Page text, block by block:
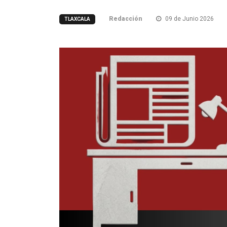
TLAXCALA Redacción 09 de Junio 2026